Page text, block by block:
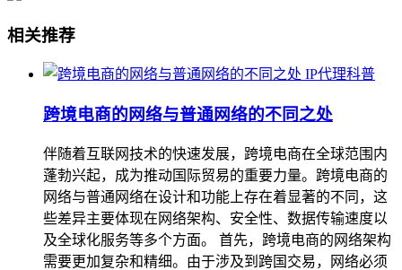
相关推荐
IP代理科普
跨境电商的网络与普通网络的不同之处
伴随着互联网技术的快速发展，跨境电商在全球范围内
蓬勃兴起，成为推动国际贸易的重要力量。跨境电商的
网络与普通网络在设计和功能上存在着显著的不同，这
些差异主要体现在网络架构、安全性、数据传输速度以
及全球化服务等多个方面。 首先，跨境电商的网络架构
需要更加复杂和精细。由于涉及到跨国交易，网络必须